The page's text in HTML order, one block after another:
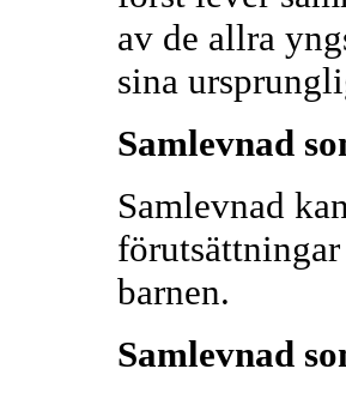
av de allra
sina
Samlevnad
Samlevnad
barnen.
Samlevnad